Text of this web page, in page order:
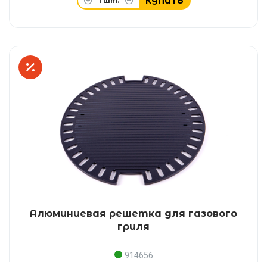
Алюминиевая решетка для газового
гриля
914656